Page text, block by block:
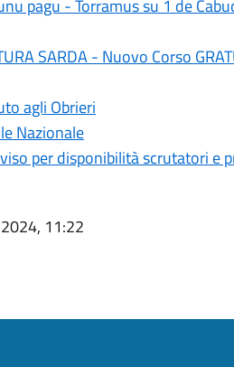
pagu - Torramus su 1 de
SARDA - Nuovo Corso
agli Obrieri
Nazionale
per disponibilità scrutatori e
11:22